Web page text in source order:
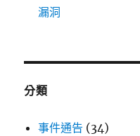
漏洞
分類
事件通告 (34)